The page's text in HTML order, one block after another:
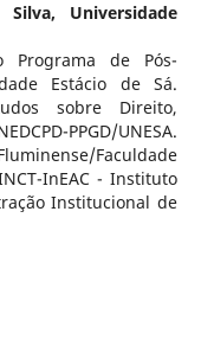
Silva, Universidade
Programa de Pós-
Estácio de Sá.
sobre Direito,
PPGD/UNESA.
Faculdade
InEAC - Instituto
Institucional de